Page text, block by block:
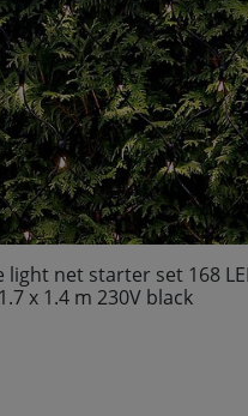
light net starter set 168
x 1.4 m 230V black